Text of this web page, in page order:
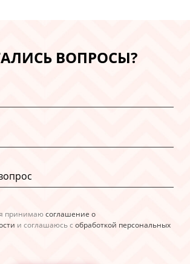
ВОПРОСЫ?
принимаюсоглашение о
и соглашаюсь с обработкой персональных